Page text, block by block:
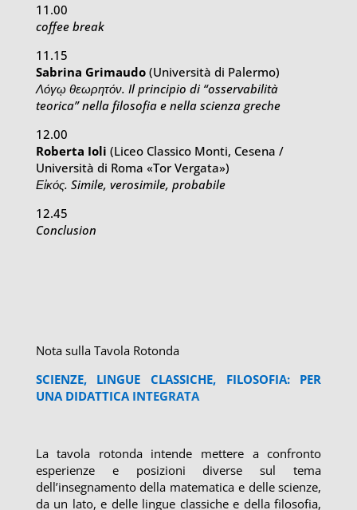
11.00
coffee break
11.15
Sabrina Grimaudo(Università di Palermo)
Λόγῳ θεωρητόν. Il principio di “osservabilità
teorica” nella filosofia e nella scienza greche
12.00
Roberta Ioli (Liceo Classico Monti, Cesena /
Università di Roma «Tor Vergata»)
Εἰκός. Simile, verosimile, probabile
12.45
Conclusion
Nota sulla Tavola Rotonda
SCIENZE, LINGUE CLASSICHE, FILOSOFIA: PER
UNA DIDATTICA INTEGRATA
La tavola rotonda intende mettere a confronto
esperienze e posizioni diverse sul tema
dell’insegnamento della matematica e delle scienze,
da un lato, e delle lingue classiche e della filosofia,